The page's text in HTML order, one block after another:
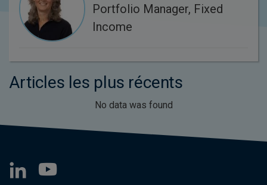
Portfolio Manager, Fixed
Income
Articles les plus récents
No data was found